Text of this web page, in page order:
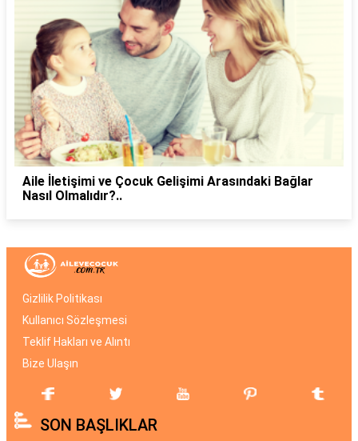
Aile İletişimi ve Çocuk Gelişimi Arasındaki Bağlar
Nasıl Olmalıdır?..
Gizlilik Politikası
Kullanıcı Sözleşmesi
Teklif Hakları ve Alıntı
Bize Ulaşın
SON BAŞLIKLAR